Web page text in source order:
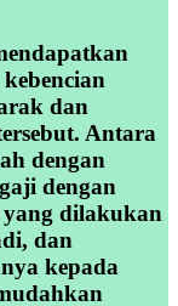
dan
Antara
dengan
dengan
dilakukan
dan
kepada